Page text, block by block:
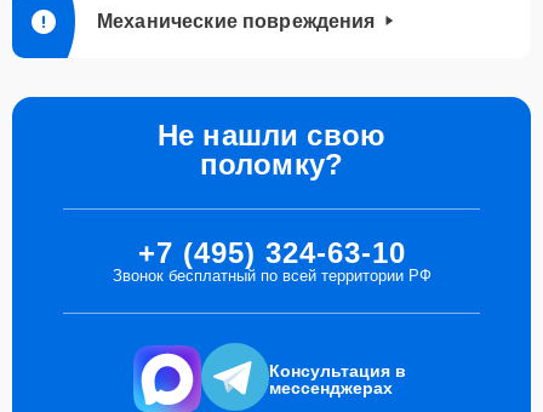
Механические повреждения
Не нашли свою
поломку?
+7 (495) 324-63-10
Звонок бесплатный по всей территории РФ
Консультация в
мессенджерах